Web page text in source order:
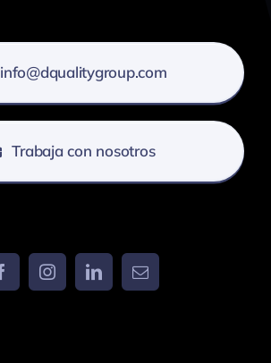
info@dqualitygroup.com
Trabaja con nosotros